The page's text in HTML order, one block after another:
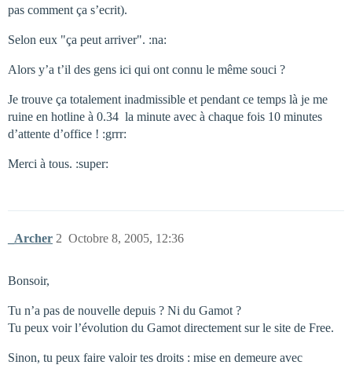
pas comment ça s’ecrit).
Selon eux "ça peut arriver". :na:
Alors y’a t’il des gens ici qui ont connu le même souci ?
Je trouve ça totalement inadmissible et pendant ce temps là je me
ruine en hotline à 0.34  la minute avec à chaque fois 10 minutes
d’attente d’office ! :grrr:
Merci à tous. :super:
_Archer Octobre 8, 2005, 12:36
2
Bonsoir,
Tu n’a pas de nouvelle depuis ? Ni du Gamot ?
Tu peux voir l’évolution du Gamot directement sur le site de Free.
Sinon, tu peux faire valoir tes droits : mise en demeure avec